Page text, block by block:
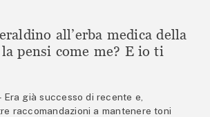
all’erba medica della
pensi come me? E io ti
Era già successo di recente e,
raccomandazioni a mantenere toni